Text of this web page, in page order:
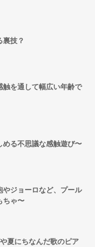
裏技？
を通して幅広い年齢で
る不思議な感触遊び〜
ジョーロなど、プール
ちゃ〜
夏にちなんだ歌のピア